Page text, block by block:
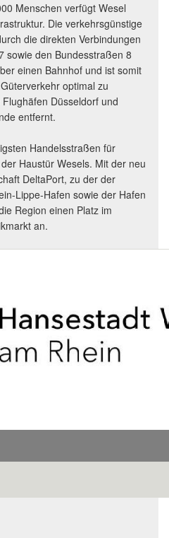
Menschen verfügt Wesel
Die verkehrsgünstige
die direkten Verbindungen
sowie den Bundesstraßen 8
einen Bahnhof und ist somit
optimal zu
Düsseldorf und
entfernt.
Handelsstraßen für
Haustür Wesels. Mit der neu
DeltaPort, zu der der
Lippe-Hafen sowie der Hafen
Region einen Platz im
an.